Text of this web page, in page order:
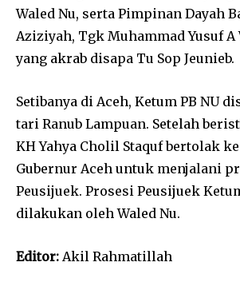
Waled Nu, serta Pimpinan Dayah
Aziziyah, Tgk Muhammad Yusuf A
yang akrab disapa Tu Sop Jeunieb.
Setibanya di Aceh, Ketum PB NU
tari Ranub Lampuan. Setelah
KH Yahya Cholil Staquf bertolak
Gubernur Aceh untuk menjalani
Peusijuek. Prosesi Peusijuek
dilakukan oleh Waled Nu.
Editor: Akil Rahmatillah